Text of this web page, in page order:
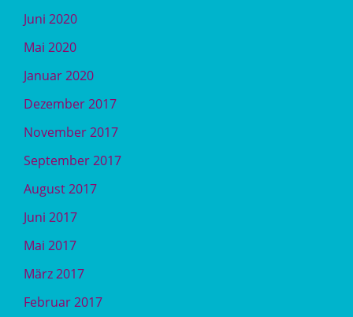
Juni 2020
Mai 2020
Januar 2020
Dezember 2017
November 2017
September 2017
August 2017
Juni 2017
Mai 2017
März 2017
Februar 2017